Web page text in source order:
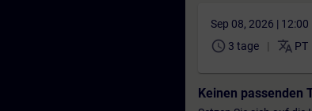
Sep 08, 2026 |
schedule 3 tage translate PT
Keinen passenden